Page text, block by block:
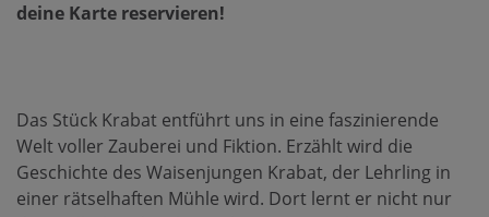
deine Karte reservieren!
Das Stück Krabat entführt uns in eine faszinierende
Welt voller Zauberei und Fiktion. Erzählt wird die
Geschichte des Waisenjungen Krabat, der Lehrling in
einer rätselhaften Mühle wird. Dort lernt er nicht nur